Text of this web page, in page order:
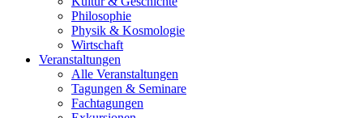
Philosophie
Physik & Kosmologie
Wirtschaft
Veranstaltungen
Alle Veranstaltungen
Tagungen & Seminare
Fachtagungen